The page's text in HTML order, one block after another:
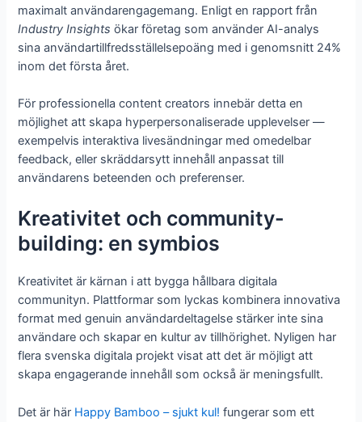
maximalt användarengagemang. Enligt en rapport från
Industry Insights ökar företag som använder AI-analys
sina användartillfredsställelsepoäng med i genomsnitt 24%
inom det första året.
För professionella content creators innebär detta en
möjlighet att skapa hyperpersonaliserade upplevelser —
exempelvis interaktiva livesändningar med omedelbar
feedback, eller skräddarsytt innehåll anpassat till
användarens beteenden och preferenser.
Kreativitet och community-
building: en symbios
Kreativitet är kärnan i att bygga hållbara digitala
communityn. Plattformar som lyckas kombinera innovativa
format med genuin användardeltagelse stärker inte sina
användare och skapar en kultur av tillhörighet. Nyligen har
flera svenska digitala projekt visat att det är möjligt att
skapa engagerande innehåll som också är meningsfullt.
Det är här Happy Bamboo – sjukt kul! fungerar som ett